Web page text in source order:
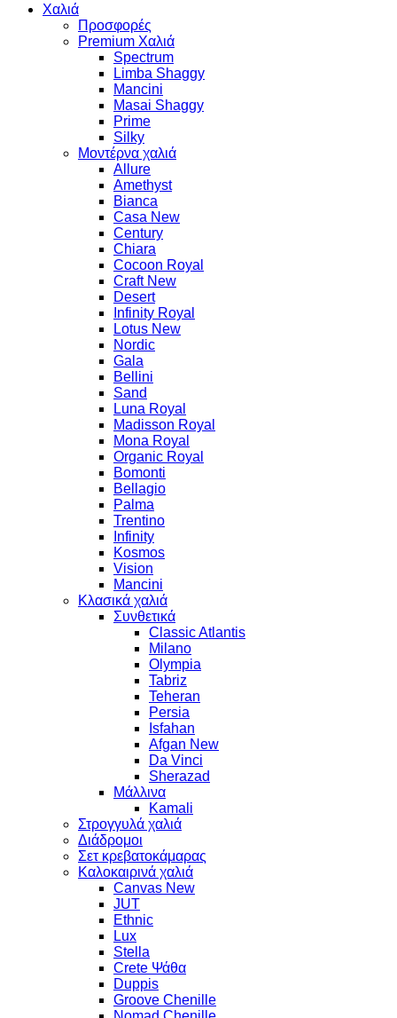
Χαλιά
Προσφορές
Premium Χαλιά
Spectrum
Limba Shaggy
Mancini
Masai Shaggy
Prime
Silky
Μοντέρνα χαλιά
Allure
Amethyst
Bianca
Casa New
Century
Chiara
Cocoon Royal
Craft New
Desert
Infinity Royal
Lotus New
Nordic
Gala
Bellini
Sand
Luna Royal
Madisson Royal
Mona Royal
Organic Royal
Bomonti
Bellagio
Palma
Trentino
Infinity
Kosmos
Vision
Mancini
Κλασικά χαλιά
Συνθετικά
Classic Atlantis
Milano
Olympia
Tabriz
Teheran
Persia
Isfahan
Afgan New
Da Vinci
Sherazad
Μάλλινα
Kamali
Στρογγυλά χαλιά
Διάδρομοι
Σετ κρεβατοκάμαρας
Καλοκαιρινά χαλιά
Canvas New
JUT
Ethnic
Lux
Stella
Crete Ψάθα
Duppis
Groove Chenille